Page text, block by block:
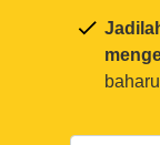
baharu